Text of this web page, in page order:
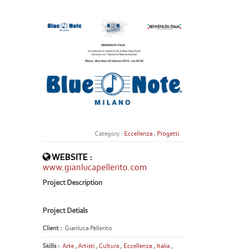
Category : Eccellenza , Progetti
WEBSITE :
www.gianlucapellerito.com
Project Description
Project Detials
Client : Gianluca Pellerito
Skills : Arte , Artisti , Cultura , Eccellenza , Italia ,